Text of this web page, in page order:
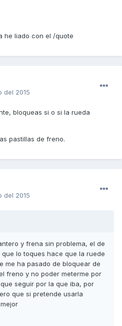
he liado con el /quote
del 2015
bloqueas si o si la rueda
pastillas de freno.
del 2015
y frena sin problema, el de
lo toques hace que la ruede
me ha pasado de bloquear de
freno y no poder meterme por
seguir por la que iba, por
que si pretende usarla